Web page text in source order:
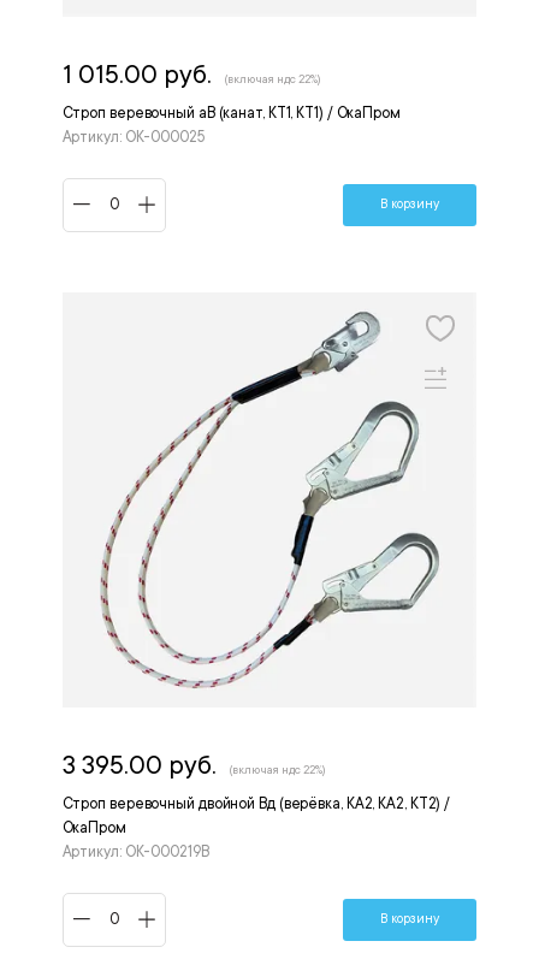
Строп веревочный аВ (канат, КТ1, КТ1) / ОкаПром
Артикул: OK-000025
1 015.00 руб. (включая ндс 22%)
В корзину
Строп веревочный двойной Вд (верёвка, КА2, КА2, КТ2) /
ОкаПром
Артикул: ОК-000219В
3 395.00 руб. (включая ндс 22%)
В корзину